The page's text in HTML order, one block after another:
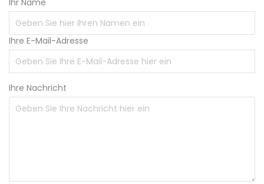
Ihr Name
Ihre E-Mail-Adresse
Ihre Nachricht